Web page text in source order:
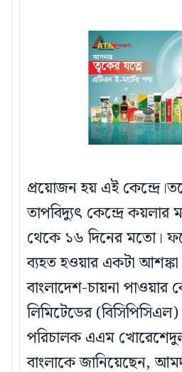
প্রয়োজন হয় এই
তাপবিদ্যুৎ কেন্দ্রে
থেকে ১৬ দিনের মতো।
ব্যহত হওয়ার একটা আশঙ্কা
বাংলাদেশ-চায়না পাওয়ার
লিমিটেডের (বিসিপিসিএল)
পরিচালক এএম
বাংলাকে জানিয়েছেন,